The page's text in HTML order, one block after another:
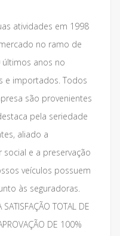
atividades em 1998
no ramo de
anos no
e importados. Todos
são provenientes
pela seriedade
aliado a
e a preservação
veículos possuem
às seguradoras.
TOTAL DE
DE 100%